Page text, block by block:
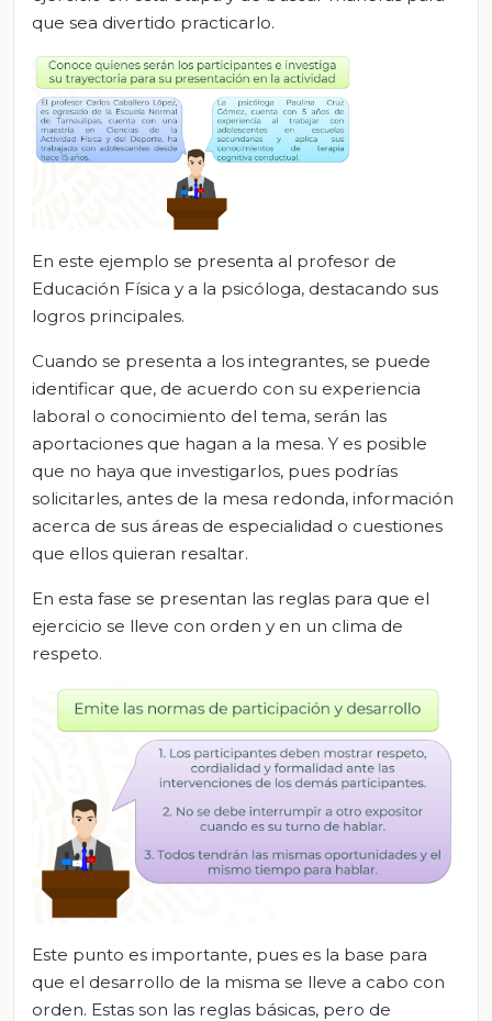
que sea divertido practicarlo.
En este ejemplo se presenta al profesor de
Educación Física y a la psicóloga, destacando sus
logros principales.
Cuando se presenta a los integrantes, se puede
identificar que, de acuerdo con su experiencia
laboral o conocimiento del tema, serán las
aportaciones que hagan a la mesa. Y es posible
que no haya que investigarlos, pues podrías
solicitarles, antes de la mesa redonda, información
acerca de sus áreas de especialidad o cuestiones
que ellos quieran resaltar.
En esta fase se presentan las reglas para que el
ejercicio se lleve con orden y en un clima de
respeto.
Este punto es importante, pues es la base para
que el desarrollo de la misma se lleve a cabo con
orden. Estas son las reglas básicas, pero de